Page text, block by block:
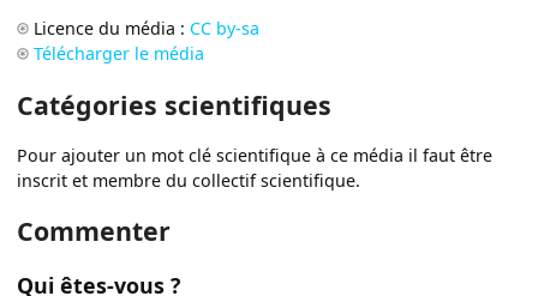
Licence du média : CC by-sa
Télécharger le média
Catégories scientifiques
Pour ajouter un mot clé scientifique à ce média il faut être
inscrit et membre du collectif scientifique.
Commenter
Qui êtes-vous ?